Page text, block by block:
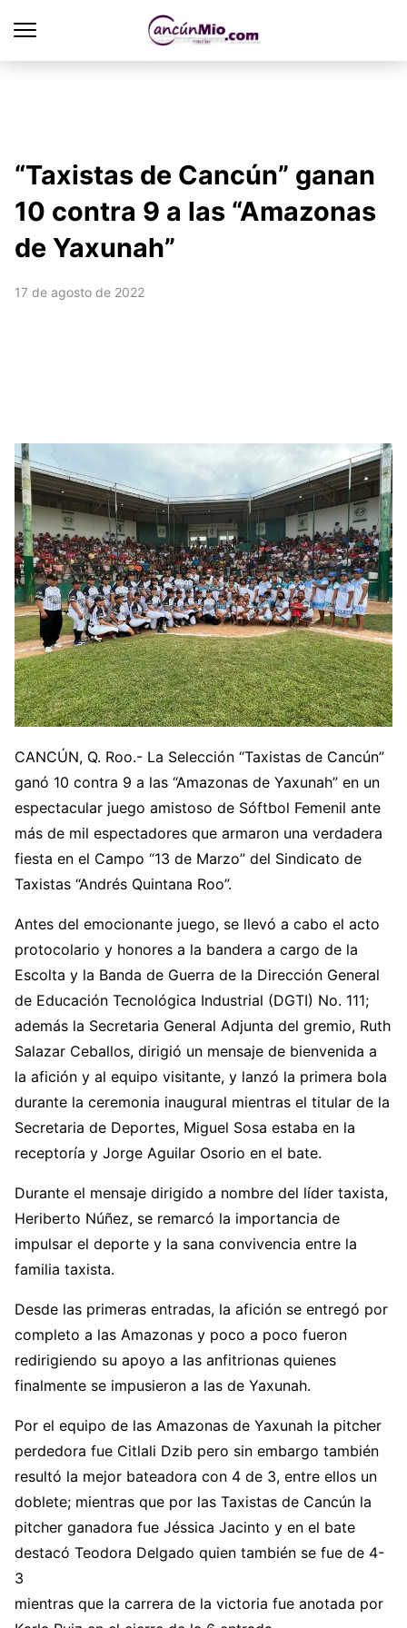
“Taxistas de Cancún” ganan
10 contra 9 a las “Amazonas
de Yaxunah”
17 de agosto de 2022
CANCÚN, Q. Roo.- La Selección “Taxistas de Cancún”
ganó 10 contra 9 a las “Amazonas de Yaxunah” en un
espectacular juego amistoso de Sóftbol Femenil ante
más de mil espectadores que armaron una verdadera
fiesta en el Campo “13 de Marzo” del Sindicato de
Taxistas “Andrés Quintana Roo”.
Antes del emocionante juego, se llevó a cabo el acto
protocolario y honores a la bandera a cargo de la
Escolta y la Banda de Guerra de la Dirección General
de Educación Tecnológica Industrial (DGTI) No. 111;
además la Secretaria General Adjunta del gremio, Ruth
Salazar Ceballos, dirigió un mensaje de bienvenida a
la afición y al equipo visitante, y lanzó la primera bola
durante la ceremonia inaugural mientras el titular de la
Secretaria de Deportes, Miguel Sosa estaba en la
receptoría y Jorge Aguilar Osorio en el bate.
Durante el mensaje dirigido a nombre del líder taxista,
Heriberto Núñez, se remarcó la importancia de
impulsar el deporte y la sana convivencia entre la
familia taxista.
Desde las primeras entradas, la afición se entregó por
completo a las Amazonas y poco a poco fueron
redirigiendo su apoyo a las anfitrionas quienes
finalmente se impusieron a las de Yaxunah.
Por el equipo de las Amazonas de Yaxunah la pitcher
perdedora fue Citlali Dzib pero sin embargo también
resultó la mejor bateadora con 4 de 3, entre ellos un
doblete; mientras que por las Taxistas de Cancún la
pitcher ganadora fue Jéssica Jacinto y en el bate
destacó Teodora Delgado quien también se fue de 4-
3
mientras que la carrera de la victoria fue anotada por